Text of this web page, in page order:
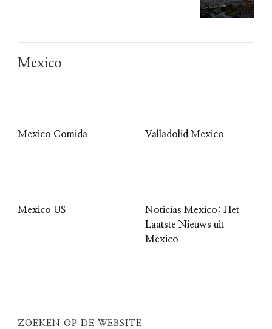
Mexico
Mexico Comida Valladolid Mexico
Mexico US
Noticias Mexico: Het
Laatste Nieuws uit
Mexico
ZOEKEN OP DE WEBSITE